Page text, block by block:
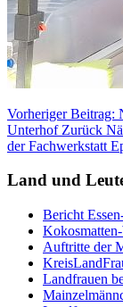
Vorheriger Beitrag:
Unterhof Zurück
der Fachwerkstatt
Land und
Bericht
Auftritte der
Landfrauen